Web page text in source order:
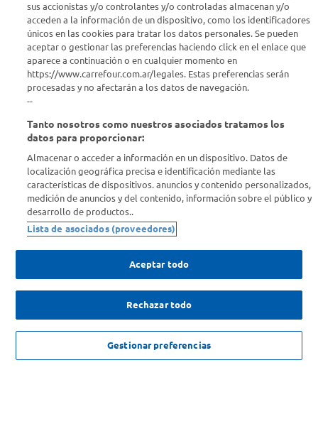
NO DISPONIBLE
Estamos para ayudarte
¿Tenés una consulta? Comunicate con nosotros acá
Descubrí Carrefour
Conocenos
Info útil
Comprá Online
Dejanos tu mail para recibir todas las ofertas y promociones antes
sus accionistas y/o controlantes y/o controladas almacenan y/o
acceden a la información de un dispositivo, como los identificadores
únicos en las cookies para tratar los datos personales. Se pueden
aceptar o gestionar las preferencias haciendo click en el enlace que
aparece a continuación o en cualquier momento en
https://www.carrefour.com.ar/legales. Estas preferencias serán
procesadas y no afectarán a los datos de navegación.
--
Tanto nosotros como nuestros asociados tratamos los
datos para proporcionar:
Almacenar o acceder a información en un dispositivo. Datos de
localización geográfica precisa e identificación mediante las
características de dispositivos. anuncios y contenido personalizados,
medición de anuncios y del contenido, información sobre el público y
desarrollo de productos..
Lista de asociados (proveedores)
Aceptar todo
Rechazar todo
Gestionar preferencias